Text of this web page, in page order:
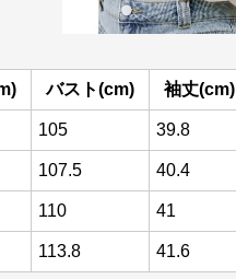
バスト(cm) 袖丈(cm)
105 39.8
107.5 40.4
110 41
113.8 41.6